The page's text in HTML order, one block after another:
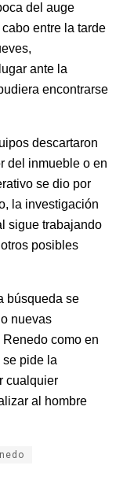
del auge
entre la tarde
ante la
encontrarse
descartaron
del inmueble o en
se dio por
la investigación
sigue trabajando
posibles
búsqueda se
nuevas
como en
se pide la
cualquier
al hombre